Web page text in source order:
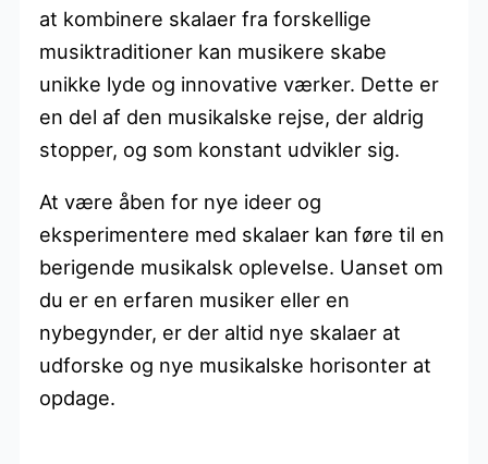
at kombinere skalaer fra forskellige
musiktraditioner kan musikere skabe
unikke lyde og innovative værker. Dette er
en del af den musikalske rejse, der aldrig
stopper, og som konstant udvikler sig.
At være åben for nye ideer og
eksperimentere med skalaer kan føre til en
berigende musikalsk oplevelse. Uanset om
du er en erfaren musiker eller en
nybegynder, er der altid nye skalaer at
udforske og nye musikalske horisonter at
opdage.